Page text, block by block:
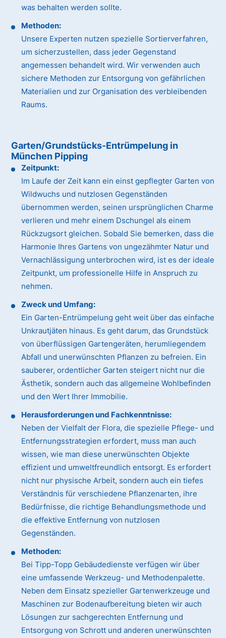
was behalten werden sollte.
Methoden:
Unsere Experten nutzen spezielle Sortierverfahren,
um sicherzustellen, dass jeder Gegenstand
angemessen behandelt wird. Wir verwenden auch
sichere Methoden zur Entsorgung von gefährlichen
Materialien und zur Organisation des verbleibenden
Raums.
Garten/Grundstücks-Entrümpelung in
München Pipping
Zeitpunkt:
Im Laufe der Zeit kann ein einst gepflegter Garten von
Wildwuchs und nutzlosen Gegenständen
übernommen werden, seinen ursprünglichen Charme
verlieren und mehr einem Dschungel als einem
Rückzugsort gleichen. Sobald Sie bemerken, dass die
Harmonie Ihres Gartens von ungezähmter Natur und
Vernachlässigung unterbrochen wird, ist es der ideale
Zeitpunkt, um professionelle Hilfe in Anspruch zu
nehmen.
Zweck und Umfang:
Ein Garten-Entrümpelung geht weit über das einfache
Unkrautjäten hinaus. Es geht darum, das Grundstück
von überflüssigen Gartengeräten, herumliegendem
Abfall und unerwünschten Pflanzen zu befreien. Ein
sauberer, ordentlicher Garten steigert nicht nur die
Ästhetik, sondern auch das allgemeine Wohlbefinden
und den Wert Ihrer Immobilie.
Herausforderungen und Fachkenntnisse:
Neben der Vielfalt der Flora, die spezielle Pflege- und
Entfernungsstrategien erfordert, muss man auch
wissen, wie man diese unerwünschten Objekte
effizient und umweltfreundlich entsorgt. Es erfordert
nicht nur physische Arbeit, sondern auch ein tiefes
Verständnis für verschiedene Pflanzenarten, ihre
Bedürfnisse, die richtige Behandlungsmethode und
die effektive Entfernung von nutzlosen
Gegenständen.
Methoden:
Bei Tipp-Topp Gebäudedienste verfügen wir über
eine umfassende Werkzeug- und Methodenpalette.
Neben dem Einsatz spezieller Gartenwerkzeuge und
Maschinen zur Bodenaufbereitung bieten wir auch
Lösungen zur sachgerechten Entfernung und
Entsorgung von Schrott und anderen unerwünschten